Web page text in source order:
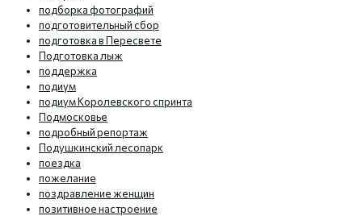
подборка фотографий
подготовительный сбор
подготовка в Пересвете
Подготовка лыж
поддержка
подиум
подиум Королевского спринта
Подмосковье
подробный репортаж
Подушкинский лесопарк
поездка
пожелание
поздравление женщин
позитивное настроение